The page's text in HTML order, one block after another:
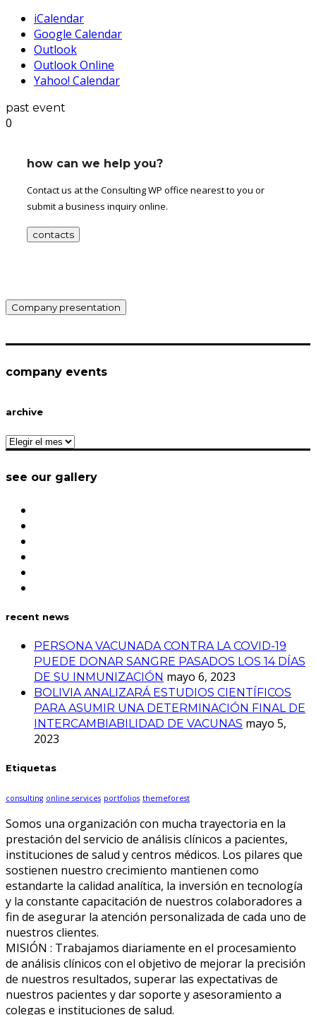
iCalendar
Google Calendar
Outlook
Outlook Online
Yahoo! Calendar
past event
0
how can we help you?
Contact us at the Consulting WP office nearest to you or
submit a business inquiry online.
contacts
Company presentation
company events
archive
archive
see our gallery
recent news
PERSONA VACUNADA CONTRA LA COVID-19
PUEDE DONAR SANGRE PASADOS LOS 14 DÍAS
DE SU INMUNIZACIÓN mayo 6, 2023
BOLIVIA ANALIZARÁ ESTUDIOS CIENTÍFICOS
PARA ASUMIR UNA DETERMINACIÓN FINAL DE
INTERCAMBIABILIDAD DE VACUNAS mayo 5,
2023
Etiquetas
consulting online services portfolios themeforest
Somos una organización con mucha trayectoria en la
prestación del servicio de análisis clínicos a pacientes,
instituciones de salud y centros médicos. Los pilares que
sostienen nuestro crecimiento mantienen como
estandarte la calidad analítica, la inversión en tecnología
y la constante capacitación de nuestros colaboradores a
fin de asegurar la atención personalizada de cada uno de
nuestros clientes.
MISIÓN : Trabajamos diariamente en el procesamiento
de análisis clínicos con el objetivo de mejorar la precisión
de nuestros resultados, superar las expectativas de
nuestros pacientes y dar soporte y asesoramiento a
colegas e instituciones de salud.